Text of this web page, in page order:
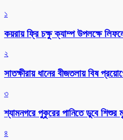
১
কয়রায় ফ্রি চক্ষু ক্যাম্প উপলক্ষে
২
সাতক্ষীরায় ধানের বীজতলায় বিষ
৩
শ্যামনগরে পুকুরের পানিতে ডুবে শিশুর
৪